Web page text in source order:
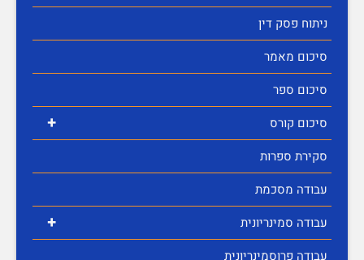
ניתוח פסק דין
סיכום מאמר
סיכום ספר
+
סיכום קורס
סקירת ספרות
עבודה מסכמת
+
עבודה סמינריונית
עבודה פרוסמינריונית